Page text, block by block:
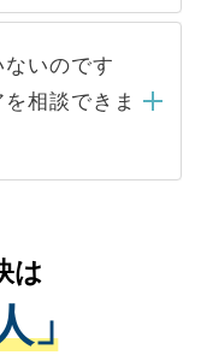
が殺到する場
合った人材の
ケースが増え
ん。内定先へ
トナーが行い
ありませんの
トからの登録
個人情報は、
び転職活動の
。お預かりし
ご本人の許可
いての厳密な
みに付与され
得済みです。
いのです
相談できま
の状況や紹介
アドバイスを
ご転職をされ
トが可能です
は
」